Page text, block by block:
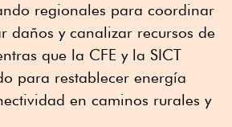
regionales para coordinar
daños y canalizar recursos de
que la CFE y la SICT
para restablecer energía
en caminos rurales y